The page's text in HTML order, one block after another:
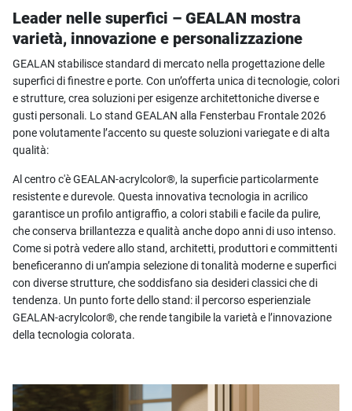
Leader nelle superfici – GEALAN mostra
varietà, innovazione e personalizzazione
GEALAN stabilisce standard di mercato nella progettazione delle
superfici di finestre e porte. Con un’offerta unica di tecnologie, colori
e strutture, crea soluzioni per esigenze architettoniche diverse e
gusti personali. Lo stand GEALAN alla Fensterbau Frontale 2026
pone volutamente l’accento su queste soluzioni variegate e di alta
qualità:
Al centro c'è GEALAN-acrylcolor®, la superficie particolarmente
resistente e durevole. Questa innovativa tecnologia in acrilico
garantisce un profilo antigraffio, a colori stabili e facile da pulire,
che conserva brillantezza e qualità anche dopo anni di uso intenso.
Come si potrà vedere allo stand, architetti, produttori e committenti
beneficeranno di un’ampia selezione di tonalità moderne e superfici
con diverse strutture, che soddisfano sia desideri classici che di
tendenza. Un punto forte dello stand: il percorso esperienziale
GEALAN-acrylcolor®, che rende tangibile la varietà e l’innovazione
della tecnologia colorata.